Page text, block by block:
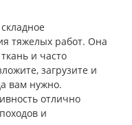
тяжелых работ. Она
и часто
загрузите и
вам нужно.
отлично
и